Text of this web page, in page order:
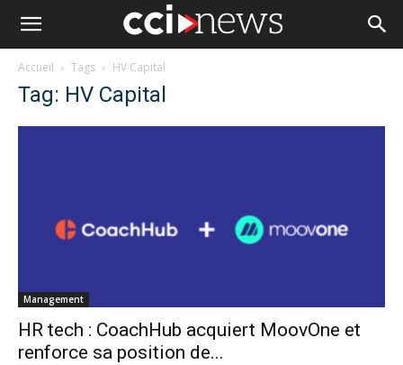
Accueil Tags HV Capital
Tag: HV Capital
Management
HR tech : CoachHub acquiert MoovOne et
renforce sa position de...